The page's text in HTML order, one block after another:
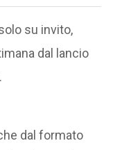
su invito,
dal lancio
dal formato